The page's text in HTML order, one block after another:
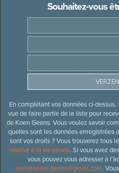
Souhaitez-vous
En complétant vos données ci-
vue de faire partie de la liste pour
de Koen Geens. Vous voulez savoir
quelles sont les données enregistrées
sont vos droits ? Vous trouverez tous
relative à la vie privée. Si vous avez
vous pouvez vous adresser à
secretariaat.geens@gmail.com.